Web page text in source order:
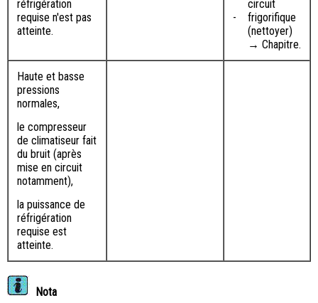
réfrigération
requise n'est pas
atteinte.
-
circuit
frigorifique
(nettoyer)
→ Chapitre.
Haute et basse
pressions
normales,
le compresseur
de climatiseur fait
du bruit (après
mise en circuit
notamment),
la puissance de
réfrigération
requise est
atteinte.
Nota